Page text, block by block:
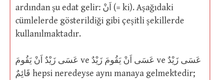
ardından şu edat gelir: اَنْ (= ki). Aşağıdaki
cümlelerde gösterildiği gibi çeşitli şekillerde
kullanılmaktadır.
عَسَى زَيْدٌ اَنْ يَقُومَ ve عَسَى اَنْ يَقُومَ زَيْدٌ ve عَسَى زَيْدٌ
قَائِمٌ hepsi neredeyse aynı manaya gelmektedir;